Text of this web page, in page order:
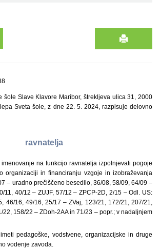
šole Slave Klavore Maribor, štrekljeva ulica 31, 2000
Sveta šole, z dne 22. 5. 2024, razpisuje delovno
ravnatelja
imenovanje na funkcijo ravnatelja izpolnjevati pogoje
organizaciji in financiranju vzgoje in izobraževanja
– uradno prečiščeno besedilo, 36/08, 58/09, 64/09 –
11, 40/12 – ZUJF, 57/12 – ZPCP-2D, 2/15 – Odl. US:
46/16, 49/16, 25/17 – ZVaj, 123/21, 172/21, 207/21,
22, 158/22 – ZDoh-2AA in 71/23 – popr.; v nadaljnjem
pedagoške, vodstvene, organizacijske in druge
vodenje zavoda.